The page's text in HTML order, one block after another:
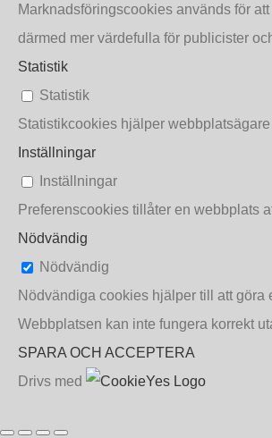
Marknadsföringscookies används för
därmed mer värdefulla för publicister
Statistik
Statistik
Statistikcookies hjälper
Inställningar
Inställningar
Preferenscookies tillåter en webbplats
Nödvändig
Nödvändig
Nödvändiga cookies hjälper till att
Webbplatsen kan inte fungera korrekt
SPARA OCH ACCEPTERA
Drivs med